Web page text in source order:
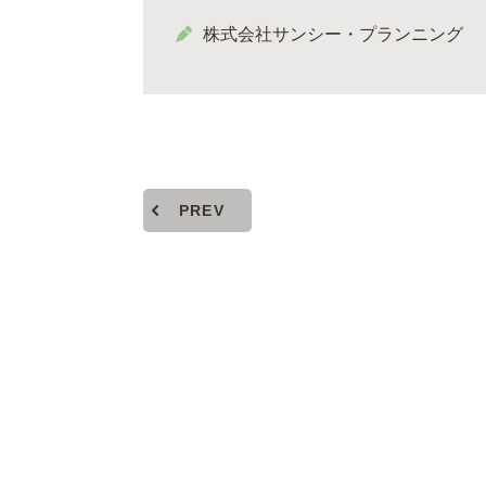
株式会社サンシー・プランニング
PREV